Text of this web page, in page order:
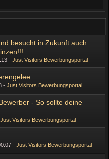
besucht in Zukunft auch
Just Visitors Bewerbungsportal
Just Visitors Bewerbungsportal
- So sollte deine
Just Visitors Bewerbungsportal
Just Visitors Bewerbungsportal